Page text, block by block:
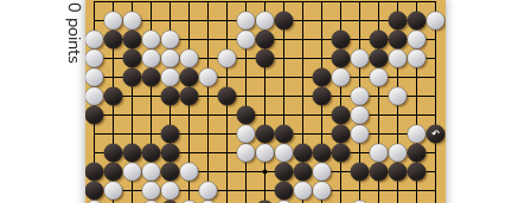
0 points